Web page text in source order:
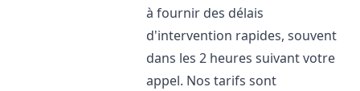
à fournir des délais
d'intervention rapides, souvent
dans les 2 heures suivant votre
appel. Nos tarifs sont